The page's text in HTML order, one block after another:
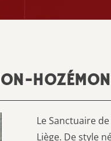
Le Sanctuaire
Liège. De style